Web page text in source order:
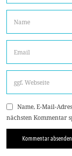
Name, E-Mail-
nächsten Kommentar